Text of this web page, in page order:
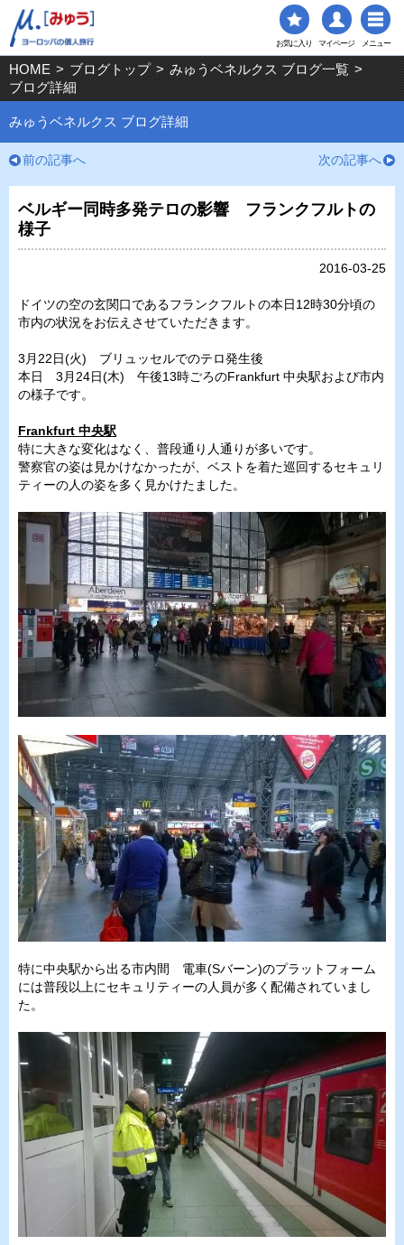
お気に入り マイページ メニュー
HOME > ブログトップ > みゅうベネルクス ブログ一覧 >
ブログ詳細
みゅうベネルクス ブログ詳細
前の記事へ 次の記事へ
ベルギー同時多発テロの影響 フランクフルトの
様子
2016-03-25
ドイツの空の玄関口であるフランクフルトの本日12時30分頃の
市内の状況をお伝えさせていただきます。
3月22日(火) ブリュッセルでのテロ発生後
本日 3月24日(木) 午後13時ごろのFrankfurt 中央駅および市内
の様子です。
Frankfurt 中央駅
特に大きな変化はなく、普段通り人通りが多いです。
警察官の姿は見かけなかったが、ベストを着た巡回するセキュリ
ティーの人の姿を多く見かけたました。
特に中央駅から出る市内間 電車(Sバーン)のプラットフォーム
には普段以上にセキュリティーの人員が多く配備されていまし
た。